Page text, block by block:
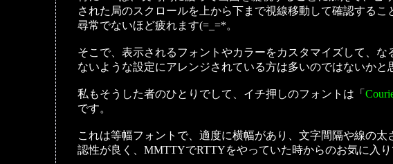
された局のスクロールを上から下まで視線移動して確認するこ
尋常でないほど疲れます(=_=*。
そこで、表示されるフォントやカラーをカスタマイズして、な
ないような設定にアレンジされている方は多いのではないかと
私もそうした者のひとりでして、イチ押しのフォントは「
です。
これは等幅フォントで、適度に横幅があり、文字間隔や線の太
認性が良く、MMTTYでRTTYをやっていた時からのお気に入り